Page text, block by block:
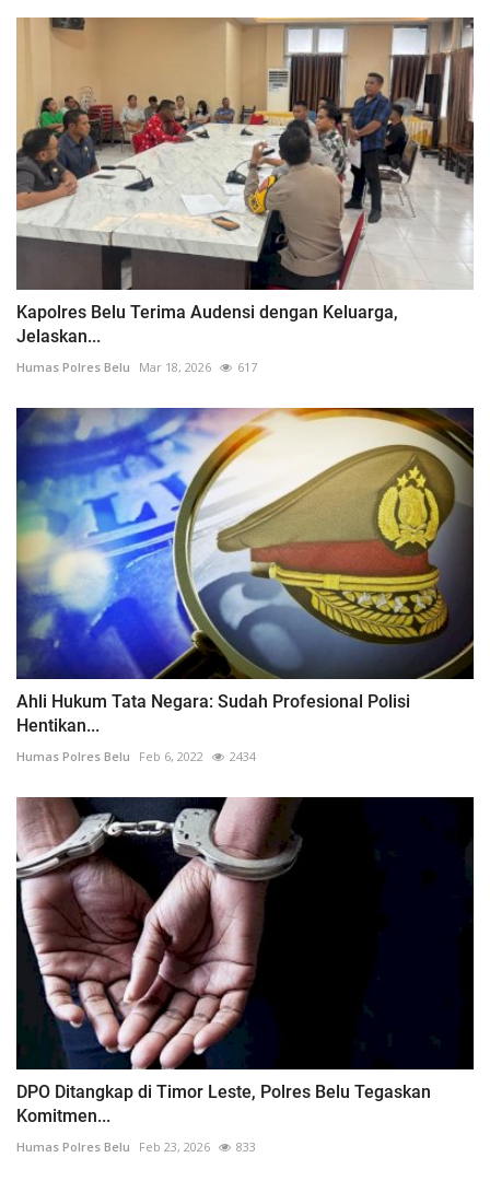
Kapolres Belu Terima Audensi dengan Keluarga,
Jelaskan...
Humas Polres Belu Mar 18, 2026 617
Ahli Hukum Tata Negara: Sudah Profesional Polisi
Hentikan...
Humas Polres Belu Feb 6, 2022 2434
DPO Ditangkap di Timor Leste, Polres Belu Tegaskan
Komitmen...
Humas Polres Belu Feb 23, 2026 833